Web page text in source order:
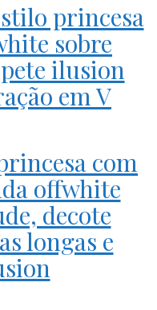
princesa
sobre
ilusion
em V
com
offwhite
decote
longas e